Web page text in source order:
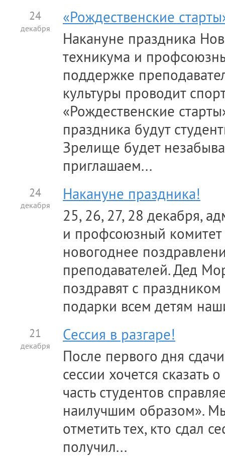
24
декабря
«Рождественские
Накануне праздника
техникума и
поддержке
культуры проводит
«Рождественские
праздника будут
Зрелище будет
приглашаем...
24
декабря
Накануне праздника!
25, 26, 27, 28 декабря,
и профсоюзный комитет
новогоднее
преподавателей. Дед
поздравят с
подарки всем детям
21
декабря
Сессия в разгаре!
После первого дня
сессии хочется
часть студентов
наилучшим образом».
отметить тех, кто сдал
получил...